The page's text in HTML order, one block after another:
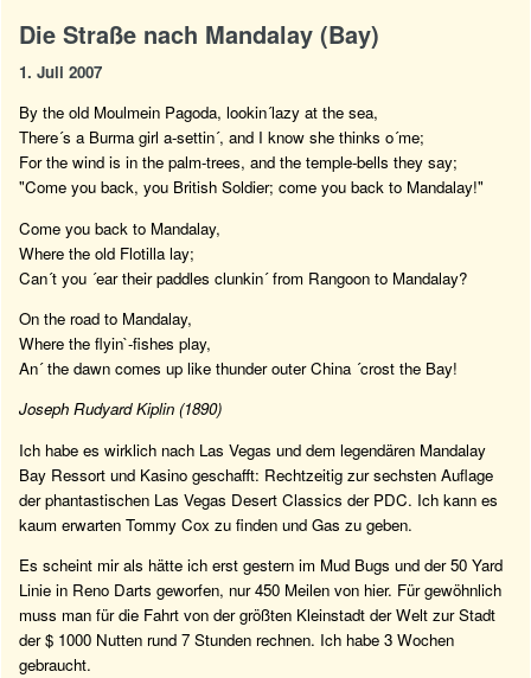
Die Straße nach Mandalay (Bay)
1. Juli 2007
By the old Moulmein Pagoda, lookin´lazy at the sea,
There´s a Burma girl a-settin´, and I know she thinks o´me;
For the wind is in the palm-trees, and the temple-bells they say;
"Come you back, you British Soldier; come you back to Mandalay!"
Come you back to Mandalay,
Where the old Flotilla lay;
Can´t you ´ear their paddles clunkin´ from Rangoon to Mandalay?
On the road to Mandalay,
Where the flyin`-fishes play,
An´ the dawn comes up like thunder outer China ´crost the Bay!
Joseph Rudyard Kiplin (1890)
Ich habe es wirklich nach Las Vegas und dem legendären Mandalay
Bay Ressort und Kasino geschafft: Rechtzeitig zur sechsten Auflage
der phantastischen Las Vegas Desert Classics der PDC. Ich kann es
kaum erwarten Tommy Cox zu finden und Gas zu geben.
Es scheint mir als hätte ich erst gestern im Mud Bugs und der 50 Yard
Linie in Reno Darts geworfen, nur 450 Meilen von hier. Für gewöhnlich
muss man für die Fahrt von der größten Kleinstadt der Welt zur Stadt
der $ 1000 Nutten rund 7 Stunden rechnen. Ich habe 3 Wochen
gebraucht.